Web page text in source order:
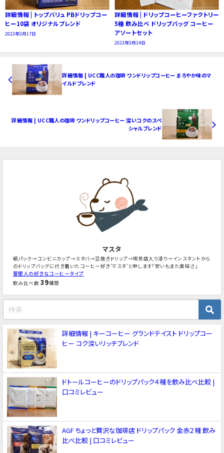
詳細情報 | トップバリュ PBドリップコー
ヒー10袋 オリジナルブレンド
2023年3月17日
詳細情報 | ドリップコーヒーファクトリー
5種 飲み比べ ドリップバッグ コーヒー
アソートセット
2023年3月14日
詳細情報 | UCC職人の珈琲 ワンドリップコーヒー まろやか味のマ
イルドブレンド
詳細情報 | UCC職人の珈琲 ワンドリップコーヒー 深いコクのスペ
シャルブレンド
マスタ
紙パック→コンビニカップ→スタバ→豆挽きドリップ→喫茶店入り浸り→インスタントから
のドリップバッグに行き着いたコーヒー好き'マスタ'と申します「安いもまた美味さ」
管理人の好きなコーヒータイプ
飲み比べ数 39種類
詳細情報 | キーコーヒー グランドテイスト ドリップコー
ヒー コク深いリッチブレンド
ドトールコーヒーのドリップパック４種を飲み比べ比較 |
口コミレビュー
AGF ちょっと贅沢な珈琲店 ドリップパック 金赤２種 飲み
比べ比較 | 口コミレビュー